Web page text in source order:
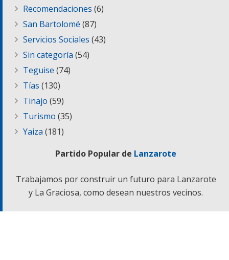
Recomendaciones (6)
San Bartolomé (87)
Servicios Sociales (43)
Sin categoría (54)
Teguise (74)
Tías (130)
Tinajo (59)
Turismo (35)
Yaiza (181)
Partido Popular de Lanzarote
Trabajamos por construir un futuro para Lanzarote
y La Graciosa, como desean nuestros vecinos.